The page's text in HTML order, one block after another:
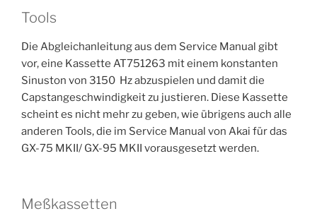
Tools
Die Abgleichanleitung aus dem Service Manual gibt
vor, eine Kassette AT751263 mit einem konstanten
Sinuston von 3150 Hz abzuspielen und damit die
Capstangeschwindigkeit zu justieren. Diese Kassette
scheint es nicht mehr zu geben, wie übrigens auch alle
anderen Tools, die im Service Manual von Akai für das
GX-75 MKII/ GX-95 MKII vorausgesetzt werden.
Meßkassetten